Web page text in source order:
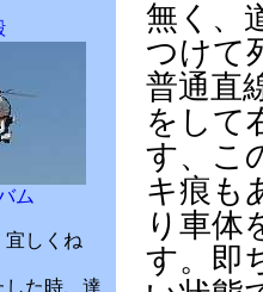
ム
しくね
した時、達
無く、
つけて
普通直
をして
す、こ
キ痕も
り車体
す。即